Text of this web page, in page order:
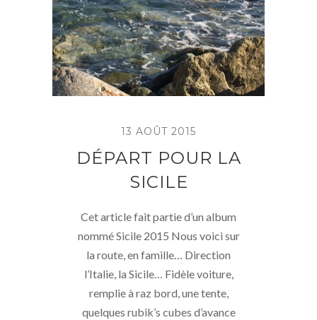
13 AOÛT 2015
DÉPART POUR LA
SICILE
Cet article fait partie d’un album
nommé Sicile 2015 Nous voici sur
la route, en famille… Direction
l’Italie, la Sicile… Fidèle voiture,
remplie à raz bord, une tente,
quelques rubik’s cubes d’avance